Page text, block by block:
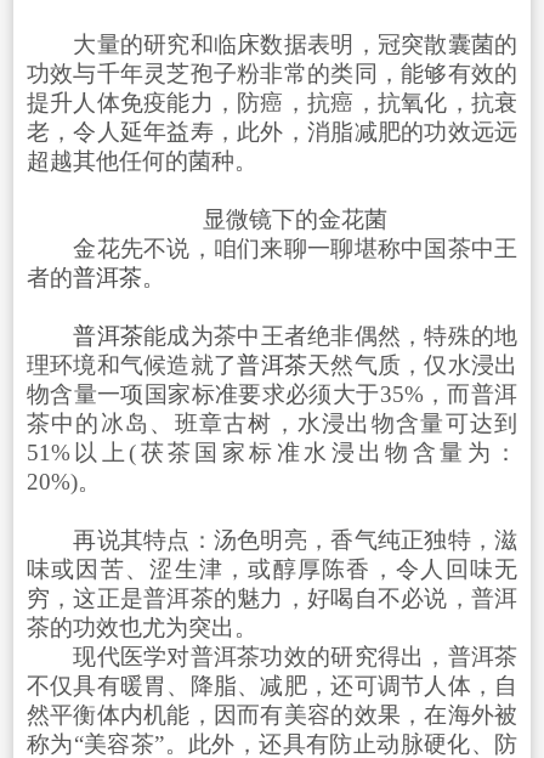
大量的研究和临床数据表明，冠突散囊菌的
功效与千年灵芝孢子粉非常的类同，能够有效的
提升人体免疫能力，防癌，抗癌，抗氧化，抗衰
老，令人延年益寿，此外，消脂减肥的功效远远
超越其他任何的菌种。
显微镜下的金花菌
金花先不说，咱们来聊一聊堪称中国茶中王
者的普洱茶。
普洱茶能成为茶中王者绝非偶然，特殊的地
理环境和气候造就了普洱茶天然气质，仅水浸出
物含量一项国家标准要求必须大于35%，而普洱
茶中的冰岛、班章古树，水浸出物含量可达到
51%以上(茯茶国家标准水浸出物含量为：
20%)。
再说其特点：汤色明亮，香气纯正独特，滋
味或因苦、涩生津，或醇厚陈香，令人回味无
穷，这正是普洱茶的魅力，好喝自不必说，普洱
茶的功效也尤为突出。
现代医学对普洱茶功效的研究得出，普洱茶
不仅具有暖胃、降脂、减肥，还可调节人体，自
然平衡体内机能，因而有美容的效果，在海外被
称为“美容茶”。此外，还具有防止动脉硬化、防